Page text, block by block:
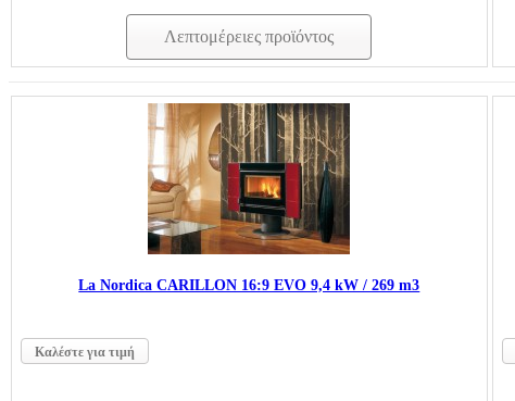
Λεπτομέρειες προϊόντος
La Nordica CARILLON 16:9 EVO 9,4 kW / 269 m3
Καλέστε για τιμή